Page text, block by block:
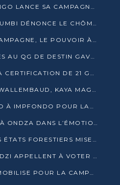
À OUESSO, GAVET ELONGO LANCE SA CAMPAGNE SOUS LE SIGNE DU RENOUVEAU
À SIBITI, JOSEPH KIGNOUMBI DÉNONCE LE CHÔMAGE ET LES DÉFAILLANCES DE L’ÉTAT
COUP D’ENVOI DE LA CAMPAGNE, LE POUVOIR À POINTE-NOIRE, L’OPPOSITION À OUESSO ET SIBITI
DES OUVRIERS TABASSÉS AU QG DE DESTIN GAVET À 24 HEURES DE L’OUVERTURE DE LA CAMPAGNE
AGL CONGO ENGAGE LA CERTIFICATION DE 21 GRUTIERS AUX NORMES INTERNATIONALES
DESTIN GAVET NOMME WALLEMBAUD, KAYA MAGANE, BOUDZIKA ET MBOUSSA-ELLAH AUX COMMANDES DE SA CAMPAGNE
DENIS SASSOU-NGUESSO À IMPFONDO POUR LANCER LE CORRIDOR 13
FIRMIN AYESSA INHUMÉ À ONDZA DANS L’ÉMOTION ET LE RECUEILLEMENT
BASSIN DU CONGO : LES ÉTATS FORESTIERS MISENT SUR LES MARCHÉS CARBONE
LES SAGES DE MOUYONDZI APPELLENT À VOTER DENIS SASSOU-NGUESSO
LE CLUB 2002-PUR SE MOBILISE POUR LA CAMPAGNE